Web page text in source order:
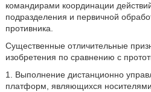
командирами координации
подразделения и первичной
противника.
Существенные отличительные
изобретения по сравнению с
1. Выполнение дистанционно
платформ, являющихся носителями